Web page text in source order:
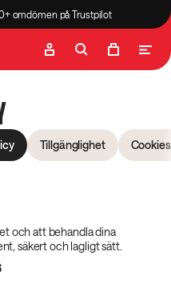
omdömen på Trustpilot
Tillgänglighet Cookies
och att behandla dina
säkert och lagligt sätt.